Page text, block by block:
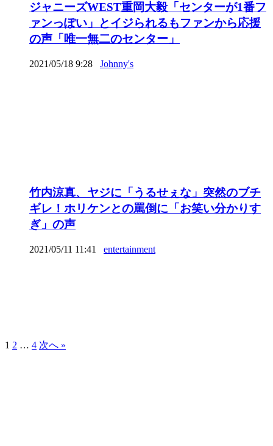
ジャニーズWEST重岡大毅「センターが1番フ
ァンっぽい」とイジられるもファンから応援
の声「唯一無二のセンター」
2021/05/18 9:28 Johnny's
竹内涼真、ヤジに「うるせぇな」突然のブチ
ギレ！ホリケンとの罵倒に「お笑い分かりす
ぎ」の声
2021/05/11 11:41 entertainment
1 2 … 4 次へ »